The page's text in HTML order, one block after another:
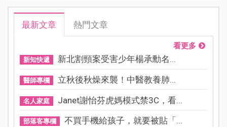
最新文章 熱門文章
看更多
新知快遞 新北割頸案受害少年楊承勳名...
醫師專欄 立秋後秋燥來襲！中醫教養肺...
名人家庭 Janet謝怡芬虎媽模式禁3C，看...
部落客專欄 不買手機給孩子，就要被貼「...